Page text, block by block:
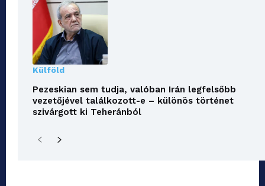
Külföld
Pezeskian sem tudja, valóban Irán legfelsőbb
vezetőjével találkozott-e – különös történet
szivárgott ki Teheránból